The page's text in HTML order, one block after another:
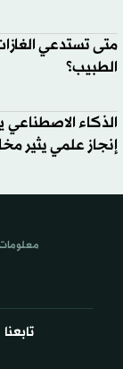
متى تستدعي
الطبيب؟
الذكاء
إنجاز علمي يثير
تابعنا